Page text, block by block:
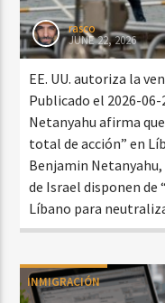
rasco
JUNE 22, 2026
EE. UU. autoriza la
Publicado el 2026-06-
Netanyahu afirma
total de acción” en
Benjamin Netanyahu,
de Israel disponen
Líbano para
INMIGRACIÓN